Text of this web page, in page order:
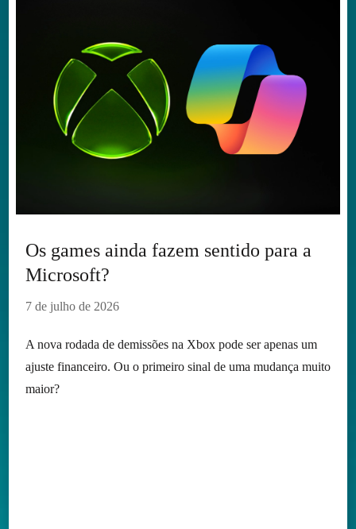
Os games ainda fazem sentido para a
Microsoft?
7 de julho de 2026
A nova rodada de demissões na Xbox pode ser apenas um
ajuste financeiro. Ou o primeiro sinal de uma mudança muito
maior?